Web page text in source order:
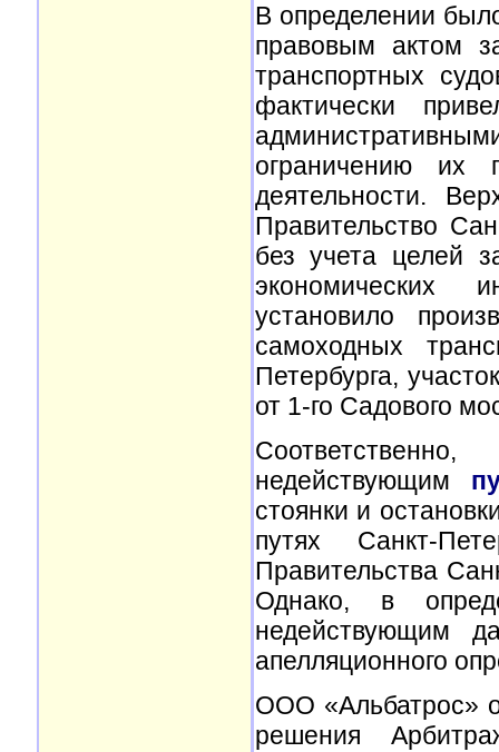
В определении
правовым актом
транспортных
фактически
ограничению их
деятельности.
Правительство
без учета целей
экономических
установило
самоходных
Петербурга,
от 1-го Садового
недействующим
стоянки и
путях Санкт-
Правительства
Однако, в
недействующим
апелляционного
ООО «Альбатрос»
решения